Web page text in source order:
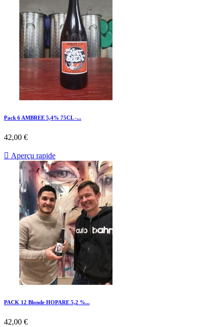
Pack 6 AMBREE 5,4% 75CL -...
42,00 €
 Aperçu rapide
PACK 12 Blonde HOPARE 5,2 %...
42,00 €